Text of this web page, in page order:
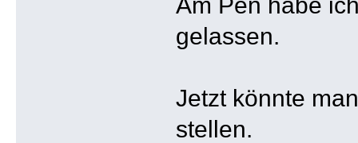
gelassen.
Jetzt könnte
stellen.